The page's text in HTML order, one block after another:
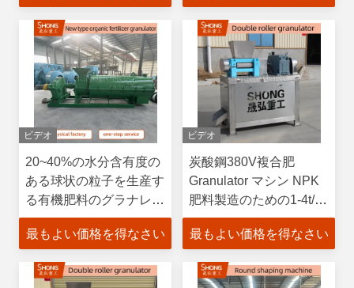
ビデオ
20~40%の水分含有度の
ある球状の粒子を生産す
る有機肥料のグラナレー
ターマシン
最もよい価格を得なさい
ビデオ
炭酸鋼380V複合肥
Granulator マシン NPK
肥料製造のための1-4t/h
の容量
最もよい価格を得なさい